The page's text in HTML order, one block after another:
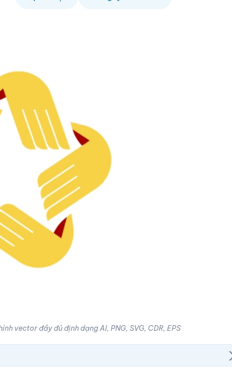
vector đầy đủ định dạng AI, PNG, SVG, CDR, EPS